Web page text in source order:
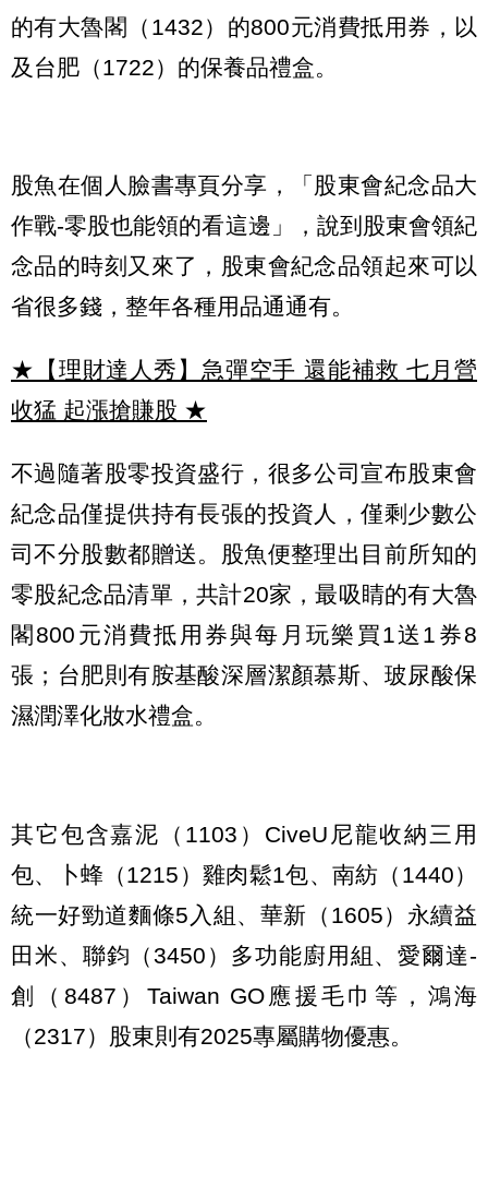
的有大魯閣（1432）的800元消費抵用券，以
及台肥（1722）的保養品禮盒。
股魚在個人臉書專頁分享，「股東會紀念品大
作戰-零股也能領的看這邊」，說到股東會領紀
念品的時刻又來了，股東會紀念品領起來可以
省很多錢，整年各種用品通通有。
★【理財達人秀】急彈空手 還能補救 七月營
收猛 起漲搶賺股 ★
不過隨著股零投資盛行，很多公司宣布股東會
紀念品僅提供持有長張的投資人，僅剩少數公
司不分股數都贈送。股魚便整理出目前所知的
零股紀念品清單，共計20家，最吸睛的有大魯
閣800元消費抵用券與每月玩樂買1送1券8
張；台肥則有胺基酸深層潔顏慕斯、玻尿酸保
濕潤澤化妝水禮盒。
其它包含嘉泥（1103）CiveU尼龍收納三用
包、卜蜂（1215）雞肉鬆1包、南紡（1440）
統一好勁道麵條5入組、華新（1605）永續益
田米、聯鈞（3450）多功能廚用組、愛爾達-
創（8487）Taiwan GO應援毛巾等，鴻海
（2317）股東則有2025專屬購物優惠。